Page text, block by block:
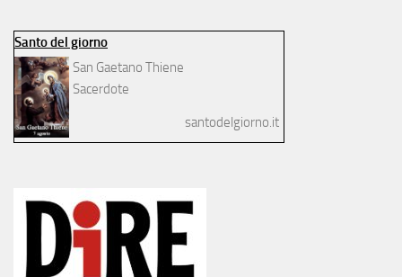
Santo del giorno
San Gaetano Thiene
Sacerdote
santodelgiorno.it